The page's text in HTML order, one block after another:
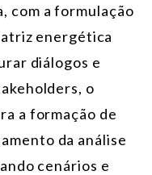
com a formulação
energética
diálogos e
o
a formação de
da análise
cenários e